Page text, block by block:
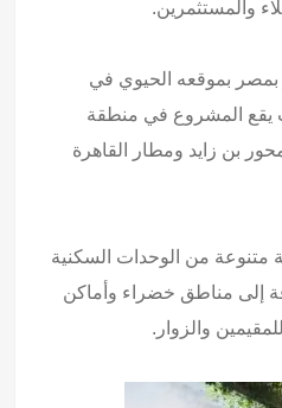
والمستثمرين.
بموقعه الحيوي في
يقع المشروع في منطقة
بن زايد ومطار القاهرة
من الوحدات السكنية
إلى مناطق خضراء وأماكن
والزوار.